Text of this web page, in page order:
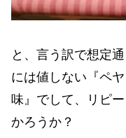
と、言う訳で想定
には値しない『ペ
味』でして、リピ
かろうか？